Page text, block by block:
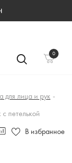
0
для лица и рук -
петелькой
В избранное